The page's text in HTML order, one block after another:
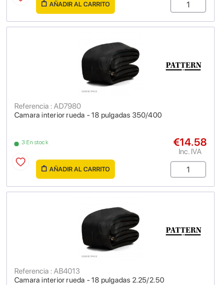
AÑADIR AL CARRITO
Camara interior rueda - 18 pulgadas 350/400
Referencia : AD7980
3 En stock €14.58
Inc. IVA
AÑADIR AL CARRITO
Camara interior rueda - 18 pulgadas 2.25/2.50
Referencia : AB4013